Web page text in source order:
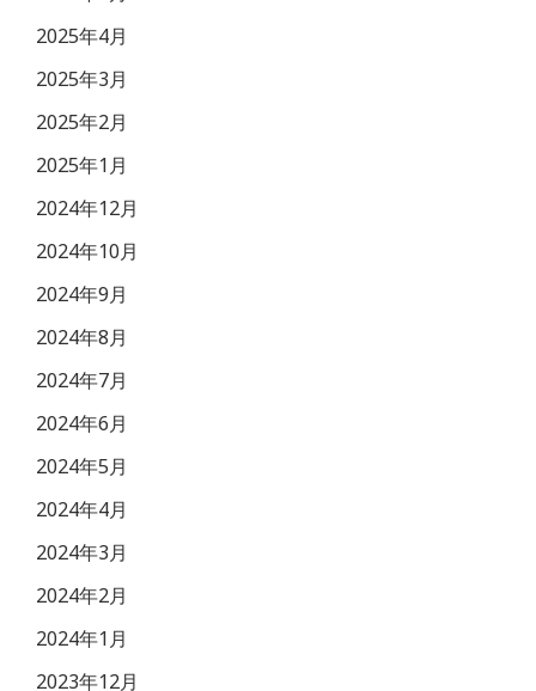
2025年4月
2025年3月
2025年2月
2025年1月
2024年12月
2024年10月
2024年9月
2024年8月
2024年7月
2024年6月
2024年5月
2024年4月
2024年3月
2024年2月
2024年1月
2023年12月